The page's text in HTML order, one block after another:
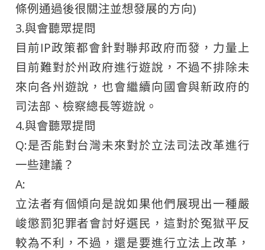
條例通過後很關注並想發展的方向)
3.與會聽眾提問
目前IP政策都會針對聯邦政府而發，力量上
目前難對於州政府進行遊說，不過不排除未
來向各州遊說，也會繼續向國會與新政府的
司法部、檢察總長等遊說。
4.與會聽眾提問
Q:是否能對台灣未來對於立法司法改革進行
一些建議？
A:
立法者有個傾向是說如果他們展現出一種嚴
峻懲罰犯罪者會討好選民，這對於冤獄平反
較為不利，不過，還是要進行立法上改革，